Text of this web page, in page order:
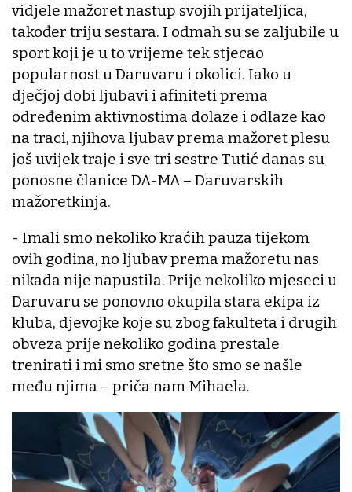
vidjele mažoret nastup svojih prijateljica,
također triju sestara. I odmah su se zaljubile u
sport koji je u to vrijeme tek stjecao
popularnost u Daruvaru i okolici. Iako u
dječjoj dobi ljubavi i afiniteti prema
određenim aktivnostima dolaze i odlaze kao
na traci, njihova ljubav prema mažoret plesu
još uvijek traje i sve tri sestre Tutić danas su
ponosne članice DA-MA – Daruvarskih
mažoretkinja.
- Imali smo nekoliko kraćih pauza tijekom
ovih godina, no ljubav prema mažoretu nas
nikada nije napustila. Prije nekoliko mjeseci u
Daruvaru se ponovno okupila stara ekipa iz
kluba, djevojke koje su zbog fakulteta i drugih
obveza prije nekoliko godina prestale
trenirati i mi smo sretne što smo se našle
među njima – priča nam Mihaela.